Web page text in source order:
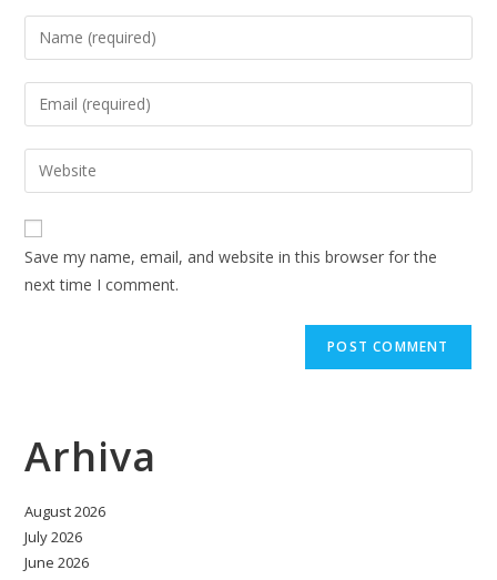
Enter
your
name
to
comment
Enter
your
email
address
comment
Enter
your
website
URL
(optional)
Save my name, email, and website in this browser for the
next time I comment.
Arhiva
August 2026
July 2026
June 2026